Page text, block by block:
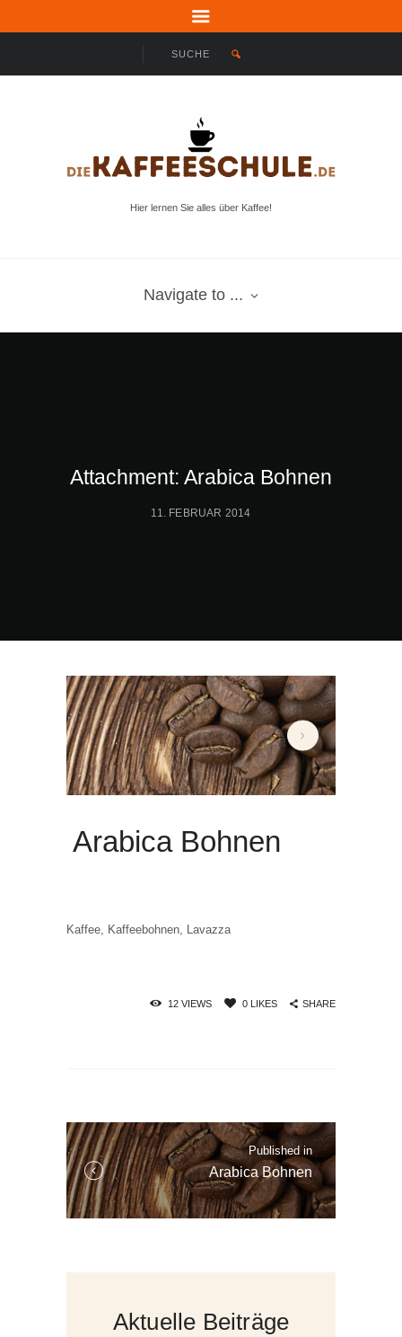
Hier lernen Sie alles über Kaffee!
Navigate to ...
Attachment: Arabica Bohnen
11. FEBRUAR 2014
Arabica Bohnen
Arabica Bohnen
Kaffee, Kaffeebohnen, Lavazza
12VIEWS 0LIKES SHARE
Published in Published
in
the
post:
Arabica Bohnen
Aktuelle Beiträge